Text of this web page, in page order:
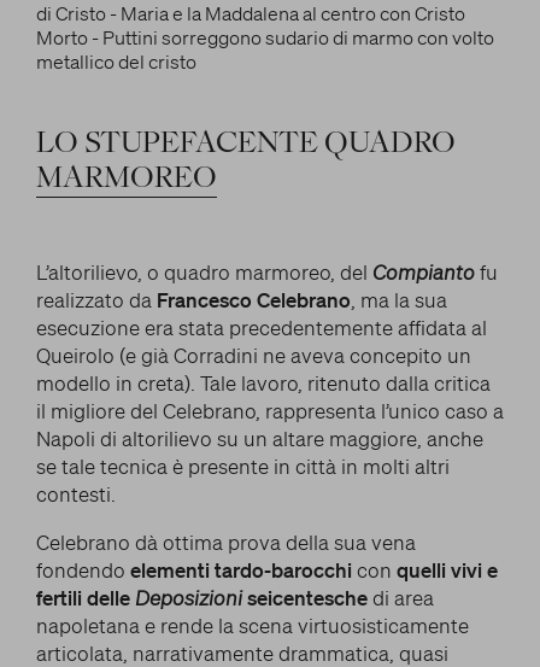
e/o disattivarli secondo le proprie preferenze, salvo i
Cookie strettamente necessari per il funzionamento
l’esperienza sulla Piattaforma e il suo funzionamento.
Premendo “Conferma le impostazioni”, la selezione
relativa ai cookie effettuata verrà salvata. Se non è
ulteriori informazioni, è possibile consultare la
nostraUlteriori informazioni
Cookie strettamente necessari
Cookie di analisi
Cookies di marketing
OPERE LETTERARIE E SCIENTIFICHE
RAPPORTO CON GLI ARTISTI
facebook twitter
LO STUPEFACENTE QUADRO
MARMOREO
L’altorilievo, o quadro marmoreo, del Compiantofu
realizzato da Francesco Celebrano , ma la sua
esecuzione era stata precedentemente affidata al
Queirolo (e già Corradini ne aveva concepito un
modello in creta). Tale lavoro, ritenuto dalla critica
il migliore del Celebrano, rappresenta l’unico caso a
Napoli di altorilievo su un altare maggiore, anche
se tale tecnica è presente in città in molti altri
contesti.
Celebrano dà ottima prova della sua vena
fondendo elementi tardo-barocchi con quelli vivi e
fertili delle Deposizioniseicenteschedi area
napoletana e rende la scena virtuosisticamente
articolata, narrativamente drammatica, quasi